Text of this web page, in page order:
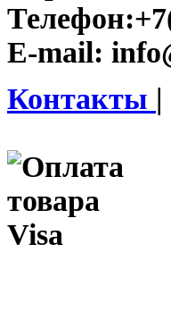
Телефон:
E-mail:
Контакты |